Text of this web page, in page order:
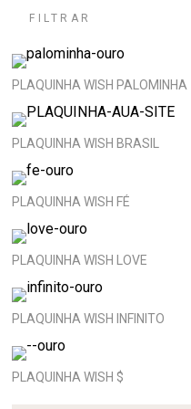
FILTRAR
PLAQUINHA WISH PALOMINHA
PLAQUINHA WISH BRASIL
PLAQUINHA WISH FÉ
PLAQUINHA WISH LOVE
PLAQUINHA WISH INFINITO
PLAQUINHA WISH $